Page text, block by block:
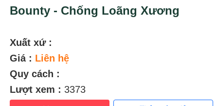
Bounty - Chống Loãng Xương
Xuất xứ :
Giá : Liên hệ
Quy cách :
Lượt xem : 3373